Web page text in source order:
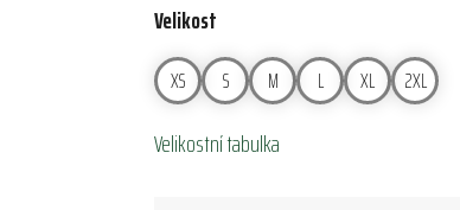
Velikost
XS S M L XL 2XL
Velikostní tabulka